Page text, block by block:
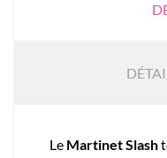
Le Martinet Slash